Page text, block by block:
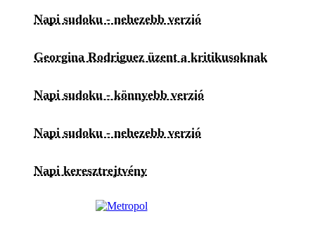
Napi sudoku - nehezebb verzió
Georgina Rodriguez üzent a kritikusoknak
Napi sudoku - könnyebb verzió
Napi sudoku - nehezebb verzió
Napi keresztrejtvény